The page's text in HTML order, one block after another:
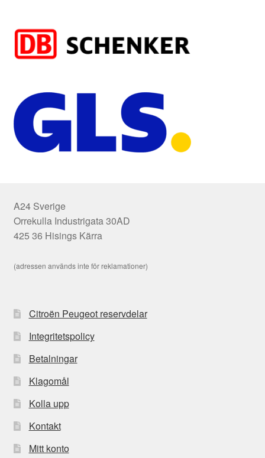
A24 Sverige
Orrekulla Industrigata 30AD
425 36 Hisings Kärra
(adressen används inte för reklamationer)
Citroën Peugeot reservdelar
Integritetspolicy
Betalningar
Klagomål
Kolla upp
Kontakt
Mitt konto